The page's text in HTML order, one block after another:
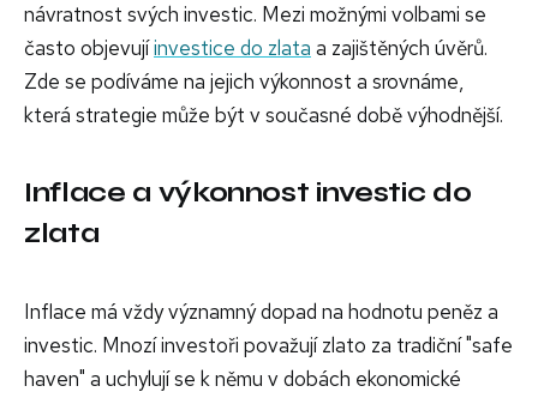
návratnost svých investic. Mezi možnými volbami se
často objevujíinvestice do zlata a zajištěných úvěrů.
Zde se podíváme na jejich výkonnost a srovnáme,
která strategie může být v současné době výhodnější.
Inflace a výkonnost investic do
zlata
Inflace má vždy významný dopad na hodnotu peněz a
investic. Mnozí investoři považují zlato za tradiční "safe
haven" a uchylují se k němu v dobách ekonomické